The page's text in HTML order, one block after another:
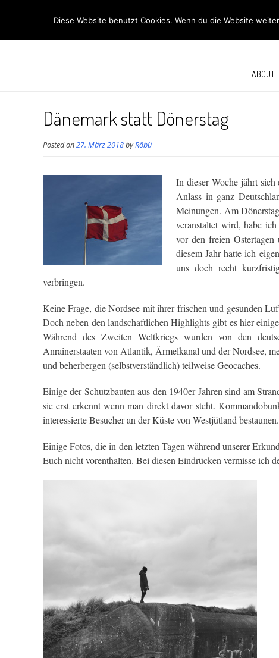
ABOUT
Dänemark statt Dönerstag
Posted on27. März 2018byRöbü
In dieser Woche jährt sich
Anlass in ganz
Meinungen. Am
veranstaltet wird, habe
vor den freien
diesem Jahr hatte ich
uns doch recht
verbringen.
Keine Frage, die Nordsee mit ihrer frischen und gesunden
Doch neben den landschaftlichen Highlights gibt es hier
Während des Zweiten Weltkriegs wurden von den
Anrainerstaaten von Atlantik, Ärmelkanal und der Nordsee,
und beherbergen (selbstverständlich) teilweise Geocaches.
Einige der Schutzbauten aus den 1940er Jahren sind am
sie erst erkennt wenn man direkt davor steht.
interessierte Besucher an der Küste von Westjütland bestaunen.
Einige Fotos, die in den letzten Tagen während unserer
Euch nicht vorenthalten. Bei diesen Eindrücken vermisse ich
Diese Website benutzt Cookies. Wenn du die Website